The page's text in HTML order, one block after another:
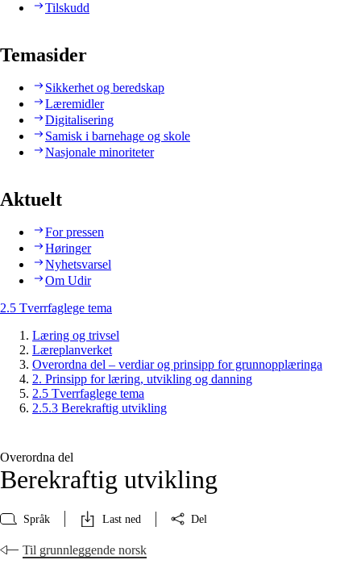
Tilskudd
Temasider
Sikkerhet og beredskap
Læremidler
Digitalisering
Samisk i barnehage og skole
Nasjonale minoriteter
Aktuelt
For pressen
Høringer
Nyhetsvarsel
Om Udir
2.5 Tverrfaglege tema
Læring og trivsel
Læreplanverket
Overordna del – verdiar og prinsipp for grunnopplæringa
2. Prinsipp for læring, utvikling og danning
2.5 Tverrfaglege tema
2.5.3 Berekraftig utvikling
Overordna del
Berekraftig utvikling
Språk Last ned Del
Til grunnleggende norsk